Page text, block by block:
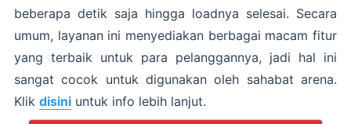
beberapa detik saja hingga loadnya selesai. Secara
umum, layanan ini menyediakan berbagai macam fitur
yang terbaik untuk para pelanggannya, jadi hal ini
sangat cocok untuk digunakan oleh sahabat arena.
Klik disini untuk info lebih lanjut.